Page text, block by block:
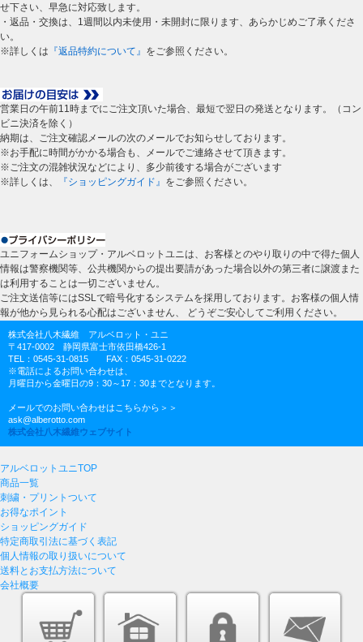
せ下さい、早急に対応致します。
・返品・交換は、1週間以内未使用・未開封に限ります、あらかじめご了承くださ
い。
※詳しくは 『返品特約について』 をご参照ください。
営業日の午前11時までにご注文頂いた場合、最短で翌日の発送となります。（コン
ビニ決済を除く）
納期は、ご注文確認メールの次のメールでお知らせしております。
※お手配に時間がかかる場合も、メールでご連絡させて頂きます。
※ご注文の混雑状況などにより、多少前後する場合がございます
※詳しくは、
『ショッピングガイド』 をご参照ください。
ユニフォームショップ・アルベロットユニは、お客様とのやり取りの中で得た個人
情報は警察機関等、公共機関からの提出要請があった場合以外の第三者に譲渡また
は利用することは一切ございません。
ご注文送信等にはSSLで暗号化するシステムを採用しております。お客様の個人情
報が他から見られる心配はございません、 どうぞご安心してご利用ください。
株式会社八木繊維 アルベロット・ユニ
〒417-0002 静岡県富士市依田橋426-1
TEL：0545-31-0815 FAX：0545-31-0222
※電話によるお問い合わせは、
月曜日から金曜日の9：30～17：30までとなります。
メールでのお問い合わせはこちらから＞＞
ask@alberotto.com
株式会社八木繊維ウェブサイト
アルベロットユニTOP
商品一覧
刺繍・プリントついて
お得なポイント
ショッピングガイド
特定商取引法に基づく表記
個人情報の取り扱いについて
送料とお支払方法について
会社概要